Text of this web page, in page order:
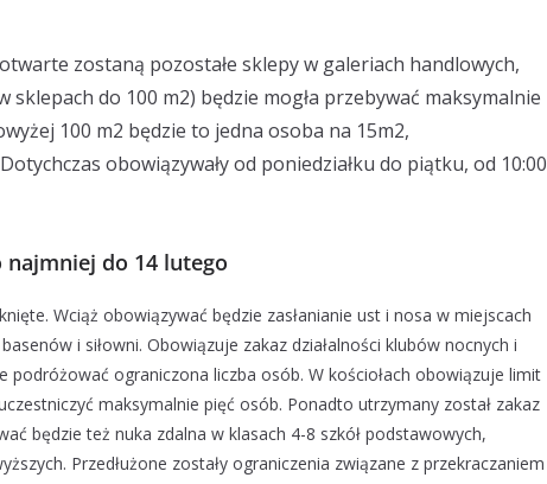
zostaną pozostałe sklepy w galeriach handlowych,
sklepach do 100 m2) będzie mogła przebywać maksymalnie
100 m2 będzie to jedna osoba na 15m2,
obowiązywały od poniedziałku do piątku, od 10:00
najmniej do 14 lutego
Wciąż obowiązywać będzie zasłanianie ust i nosa w miejscach
i siłowni. Obowiązuje zakaz działalności klubów nocnych i
ograniczona liczba osób. W kościołach obowiązuje limit
maksymalnie pięć osób. Ponadto utrzymany został zakaz
będzie też nuka zdalna w klasach 4-8 szkół podstawowych,
Przedłużone zostały ograniczenia związane z przekraczaniem